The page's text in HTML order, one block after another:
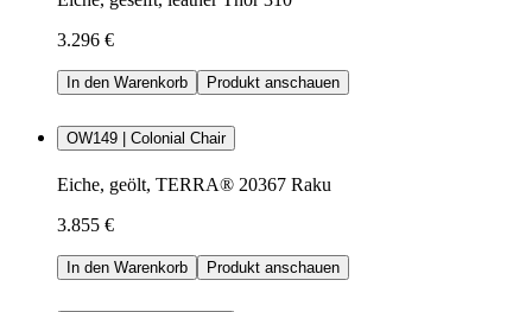
3.296 €
In den Warenkorb Produkt anschauen
OW149 | Colonial Chair
Eiche, geölt, TERRA® 20367 Raku
3.855 €
In den Warenkorb Produkt anschauen